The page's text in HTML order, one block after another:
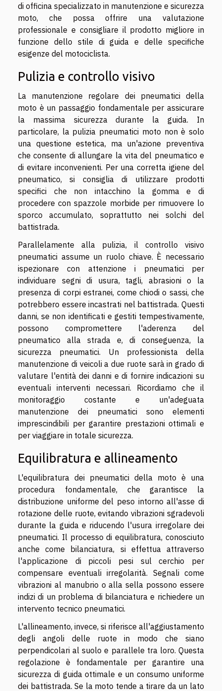
di officina specializzato in manutenzione e sicurezza
moto, che possa offrire una valutazione
professionale e consigliare il prodotto migliore in
funzione dello stile di guida e delle specifiche
esigenze del motociclista.
Pulizia e controllo visivo
La manutenzione regolare dei pneumatici della
moto è un passaggio fondamentale per assicurare
la massima sicurezza durante la guida. In
particolare, la pulizia pneumatici moto non è solo
una questione estetica, ma un'azione preventiva
che consente di allungare la vita del pneumatico e
di evitare inconvenienti. Per una corretta igiene del
pneumatico, si consiglia di utilizzare prodotti
specifici che non intacchino la gomma e di
procedere con spazzole morbide per rimuovere lo
sporco accumulato, soprattutto nei solchi del
battistrada.
Parallelamente alla pulizia, il controllo visivo
pneumatici assume un ruolo chiave. È necessario
ispezionare con attenzione i pneumatici per
individuare segni di usura, tagli, abrasioni o la
presenza di corpi estranei, come chiodi o sassi, che
potrebbero essere incastrati nel battistrada. Questi
danni, se non identificati e gestiti tempestivamente,
possono compromettere l'aderenza del
pneumatico alla strada e, di conseguenza, la
sicurezza pneumatici. Un professionista della
manutenzione di veicoli a due ruote sarà in grado di
valutare l'entità dei danni e di fornire indicazioni su
eventuali interventi necessari. Ricordiamo che il
monitoraggio costante e un'adeguata
manutenzione dei pneumatici sono elementi
imprescindibili per garantire prestazioni ottimali e
per viaggiare in totale sicurezza.
Equilibratura e allineamento
L'equilibratura dei pneumatici della moto è una
procedura fondamentale, che garantisce la
distribuzione uniforme del peso intorno all'asse di
rotazione delle ruote, evitando vibrazioni sgradevoli
durante la guida e riducendo l'usura irregolare dei
pneumatici. Il processo di equilibratura, conosciuto
anche come bilanciatura, si effettua attraverso
l'applicazione di piccoli pesi sul cerchio per
compensare eventuali irregolarità. Segnali come
vibrazioni al manubrio o alla sella possono essere
indizi di un problema di bilanciatura e richiedere un
intervento tecnico pneumatici.
L'allineamento, invece, si riferisce all'aggiustamento
degli angoli delle ruote in modo che siano
perpendicolari al suolo e parallele tra loro. Questa
regolazione è fondamentale per garantire una
sicurezza di guida ottimale e un consumo uniforme
dei battistrada. Se la moto tende a tirare da un lato